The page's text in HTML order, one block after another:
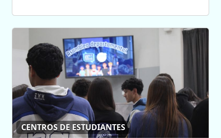
CENTROS DE ESTUDIANTES